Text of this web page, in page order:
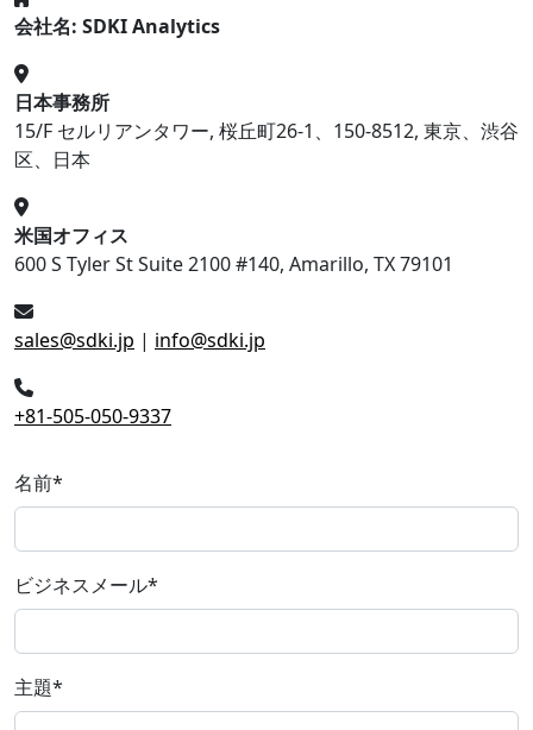
会社名: SDKI Analytics
日本事務所
15/F セルリアンタワー, 桜丘町26-1、150-8512, 東京、渋谷
区、日本
米国オフィス
600 S Tyler St Suite 2100 #140, Amarillo, TX 79101
sales@sdki.jp | info@sdki.jp
+81-505-050-9337
名前*
ビジネスメール*
主題*